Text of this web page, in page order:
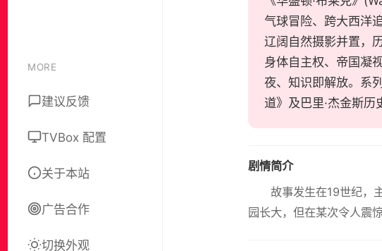
MORE
建议反馈
TVBox 配置
关于本站
广告合作
切换外观
气球冒险、跨大西洋
辽阔自然摄影并置，
身体自主权、帝国凝
夜、知识即解放。系
道》及巴里·杰金斯历
剧情简介
故事发生在19世纪，
园长大，但在某次令人震